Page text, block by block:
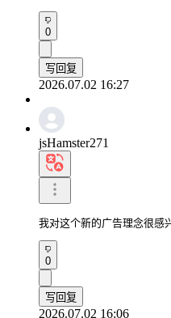
0
写回复
2026.07.02 16:27
jsHamster271
我对这个新的广告理念很感
0
写回复
2026.07.02 16:06